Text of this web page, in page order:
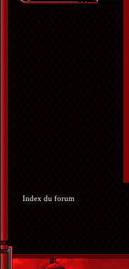
Index du forum